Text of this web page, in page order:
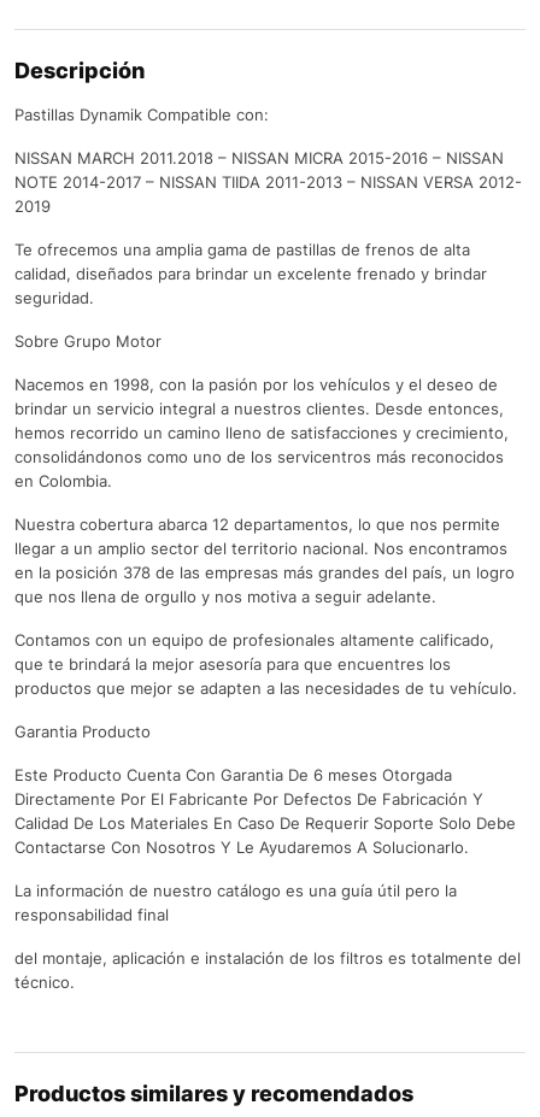
Descripción
Pastillas Dynamik Compatible con:
NISSAN MARCH 2011.2018 – NISSAN MICRA 2015-2016 – NISSAN
NOTE 2014-2017 – NISSAN TIIDA 2011-2013 – NISSAN VERSA 2012-
2019
Te ofrecemos una amplia gama de pastillas de frenos de alta
calidad, diseñados para brindar un excelente frenado y brindar
seguridad.
Sobre Grupo Motor
Nacemos en 1998, con la pasión por los vehículos y el deseo de
brindar un servicio integral a nuestros clientes. Desde entonces,
hemos recorrido un camino lleno de satisfacciones y crecimiento,
consolidándonos como uno de los servicentros más reconocidos
en Colombia.
Nuestra cobertura abarca 12 departamentos, lo que nos permite
llegar a un amplio sector del territorio nacional. Nos encontramos
en la posición 378 de las empresas más grandes del país, un logro
que nos llena de orgullo y nos motiva a seguir adelante.
Contamos con un equipo de profesionales altamente calificado,
que te brindará la mejor asesoría para que encuentres los
productos que mejor se adapten a las necesidades de tu vehículo.
Garantia Producto
Este Producto Cuenta Con Garantia De 6 meses Otorgada
Directamente Por El Fabricante Por Defectos De Fabricación Y
Calidad De Los Materiales En Caso De Requerir Soporte Solo Debe
Contactarse Con Nosotros Y Le Ayudaremos A Solucionarlo.
La información de nuestro catálogo es una guía útil pero la
responsabilidad final
del montaje, aplicación e instalación de los filtros es totalmente del
técnico.
Productos similares y recomendados